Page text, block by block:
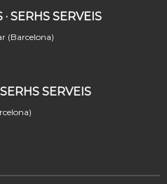
SERHS SERVEIS
(Barcelona)
SERVEIS